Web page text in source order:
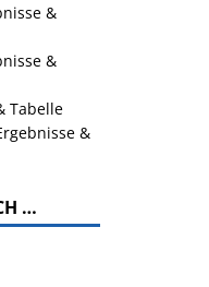
&
&
Tabelle
&
…